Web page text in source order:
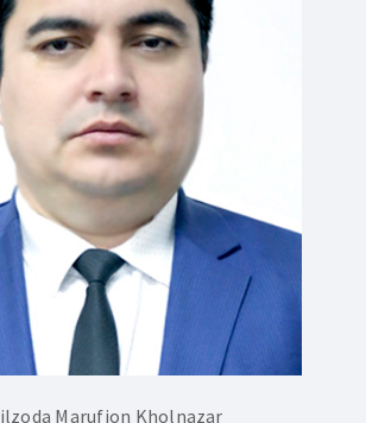
Marufjon Kholnazar